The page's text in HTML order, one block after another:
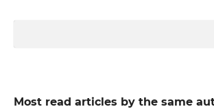
Most read articles by the same